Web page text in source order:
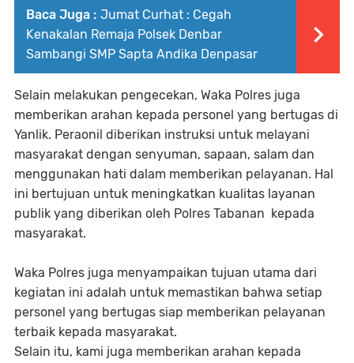
Baca Juga : Jumat Curhat : Cegah
Kenakalan Remaja Polsek Denbar
Sambangi SMP Sapta Andika Denpasar
Selain melakukan pengecekan, Waka Polres juga
memberikan arahan kepada personel yang bertugas di
Yanlik. Peraonil diberikan instruksi untuk melayani
masyarakat dengan senyuman, sapaan, salam dan
menggunakan hati dalam memberikan pelayanan. Hal
ini bertujuan untuk meningkatkan kualitas layanan
publik yang diberikan oleh Polres Tabanan kepada
masyarakat.
Waka Polres juga menyampaikan tujuan utama dari
kegiatan ini adalah untuk memastikan bahwa setiap
personel yang bertugas siap memberikan pelayanan
terbaik kepada masyarakat.
Selain itu, kami juga memberikan arahan kepada